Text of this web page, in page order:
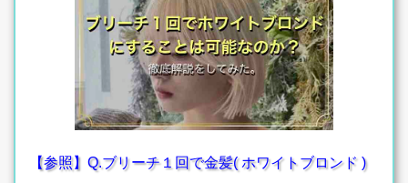
【参照】Q.ブリーチ１回で金髪( ホワイトブロンド )